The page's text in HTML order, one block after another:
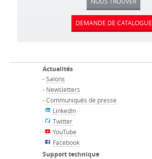
DEMANDE DE CATALOGUE
Actualités
-Salons
- Newsletters
-Communiqués de presse
LinkedIn
Twitter
YouTube
Facebook
Support technique